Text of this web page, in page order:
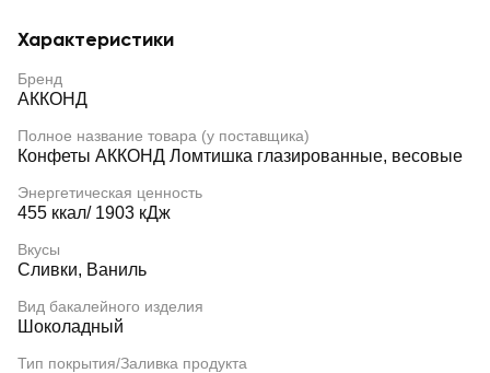
Характеристики
Бренд
АККОНД
Полное название товара (у поставщика)
Конфеты АККОНД Ломтишка глазированные, весовые
Энергетическая ценность
455 ккал/ 1903 кДж
Вкусы
Сливки, Ваниль
Вид бакалейного изделия
Шоколадный
Тип покрытия/Заливка продукта